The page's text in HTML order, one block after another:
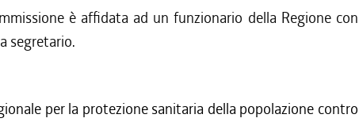
è affidata ad un funzionario della Regione con
segretario.
per la protezione sanitaria della popolazione contro